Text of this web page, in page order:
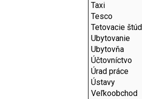
Taxi
Tesco
Tetovacie
Ubytovanie
Ubytovňa
Účtovníctvo
Úrad práce
Ústavy
Veľkoobchod